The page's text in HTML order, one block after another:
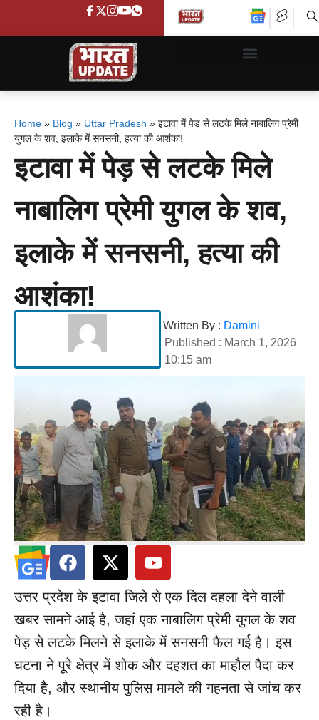
Home » Blog » Uttar Pradesh » इटावा में पेड़ से लटके मिले नाबालिग प्रेमी
युगल के शव, इलाके में सनसनी, हत्या की आशंका!
इटावा में पेड़ से लटके मिले
नाबालिग प्रेमी युगल के शव,
इलाके में सनसनी, हत्या की
आशंका!
Written By : Damini
Published : March 1, 2026
10:15 am
उत्तर प्रदेश के इटावा जिले से एक दिल दहला देने वाली
खबर सामने आई है, जहां एक नाबालिग प्रेमी युगल के शव
पेड़ से लटके मिलने से इलाके में सनसनी फैल गई है। इस
घटना ने पूरे क्षेत्र में शोक और दहशत का माहौल पैदा कर
दिया है, और स्थानीय पुलिस मामले की गहनता से जांच कर
रही है।